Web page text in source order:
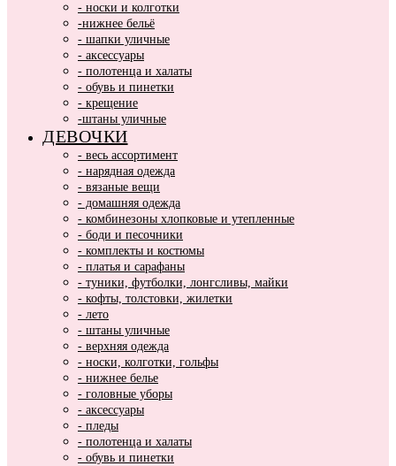
- носки и колготки
-нижнее бельё
- шапки уличные
- аксессуары
- полотенца и халаты
- обувь и пинетки
- крещение
-штаны уличные
ДЕВОЧКИ
- весь ассортимент
- нарядная одежда
- вязаные вещи
- домашняя одежда
- комбинезоны хлопковые и утепленные
- боди и песочники
- комплекты и костюмы
- платья и сарафаны
- туники, футболки, лонгсливы, майки
- кофты, толстовки, жилетки
- лето
- штаны уличные
- верхняя одежда
- носки, колготки, гольфы
- нижнее белье
- головные уборы
- аксессуары
- пледы
- полотенца и халаты
- обувь и пинетки